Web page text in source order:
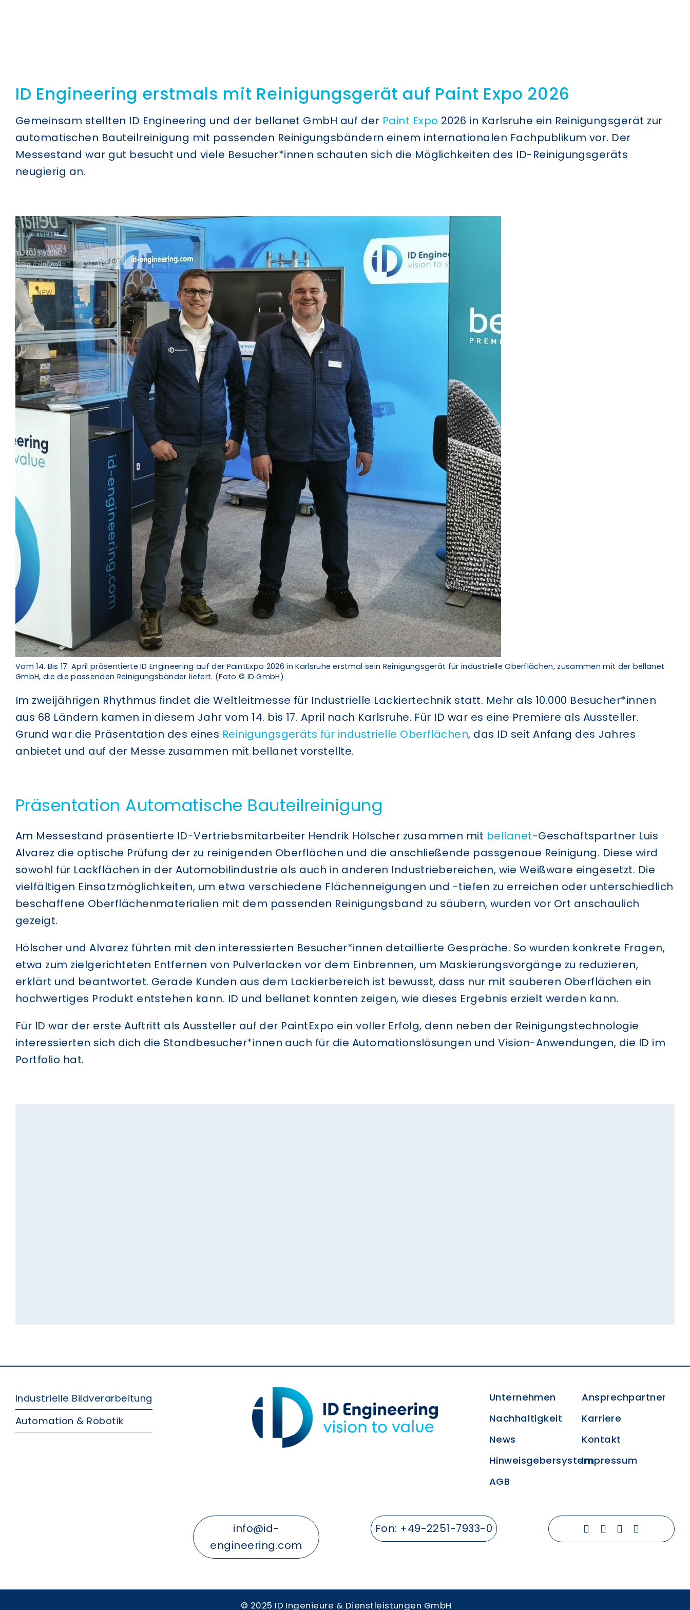
ID Engineering erstmals mit Reinigungsgerät auf Paint Expo 2026
Gemeinsam stellten ID Engineering und der bellanet GmbH auf der Paint Expo 2026 in Karlsruhe ein Reinigungsgerät zur
automatischen Bauteilreinigung mit passenden Reinigungsbändern einem internationalen Fachpublikum vor. Der
Messestand war gut besucht und viele Besucher*innen schauten sich die Möglichkeiten des ID-Reinigungsgeräts
neugierig an.
Vom 14. Bis 17. April präsentierte ID Engineering auf der PaintExpo 2026 in Karlsruhe erstmal sein Reinigungsgerät für industrielle Oberflächen, zusammen mit der bellanet
GmbH, die die passenden Reinigungsbänder liefert. (Foto © ID GmbH)
Im zweijährigen Rhythmus findet die Weltleitmesse für Industrielle Lackiertechnik statt. Mehr als 10.000 Besucher*innen
aus 68 Ländern kamen in diesem Jahr vom 14. bis 17. April nach Karlsruhe. Für ID war es eine Premiere als Aussteller.
Grund war die Präsentation des eines Reinigungsgeräts für industrielle Oberflächen, das ID seit Anfang des Jahres
anbietet und auf der Messe zusammen mit bellanet vorstellte.
Präsentation Automatische Bauteilreinigung
Am Messestand präsentierte ID-Vertriebsmitarbeiter Hendrik Hölscher zusammen mit bellanet-Geschäftspartner Luis
Alvarez die optische Prüfung der zu reinigenden Oberflächen und die anschließende passgenaue Reinigung. Diese wird
sowohl für Lackflächen in der Automobilindustrie als auch in anderen Industriebereichen, wie Weißware eingesetzt. Die
vielfältigen Einsatzmöglichkeiten, um etwa verschiedene Flächenneigungen und -tiefen zu erreichen oder unterschiedlich
beschaffene Oberflächenmaterialien mit dem passenden Reinigungsband zu säubern, wurden vor Ort anschaulich
gezeigt.
Hölscher und Alvarez führten mit den interessierten Besucher*innen detaillierte Gespräche. So wurden konkrete Fragen,
etwa zum zielgerichteten Entfernen von Pulverlacken vor dem Einbrennen, um Maskierungsvorgänge zu reduzieren,
erklärt und beantwortet. Gerade Kunden aus dem Lackierbereich ist bewusst, dass nur mit sauberen Oberflächen ein
hochwertiges Produkt entstehen kann. ID und bellanet konnten zeigen, wie dieses Ergebnis erzielt werden kann.
Für ID war der erste Auftritt als Aussteller auf der PaintExpo ein voller Erfolg, denn neben der Reinigungstechnologie
interessierten sich dich die Standbesucher*innen auch für die Automationslösungen und Vision-Anwendungen, die ID im
Portfolio hat.
Industrielle Bildverarbeitung
Automation & Robotik
Unternehmen
Ansprechpartner
Nachhaltigkeit
Karriere
News
Kontakt
HinweisgebersystemImpressum
AGB
info@id-
engineering.com
Fon: +49-2251-7933-0
© 2025 ID Ingenieure & Dienstleistungen GmbH